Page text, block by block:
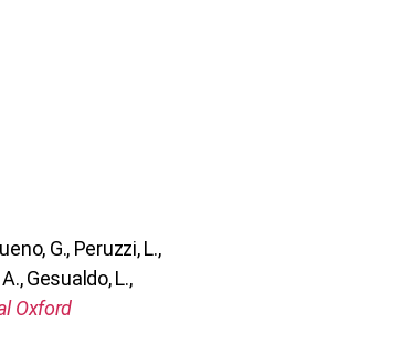
G., Peruzzi, L.,
Gesualdo, L.,
Oxford